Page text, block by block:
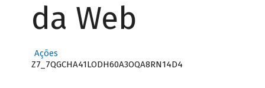
da Web
Ações
Z7_7QGCHA41LODH60A3OQA8RN14D4